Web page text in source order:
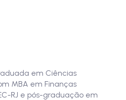
em Ciências
MBA em Finanças
RJ e pós-graduação em